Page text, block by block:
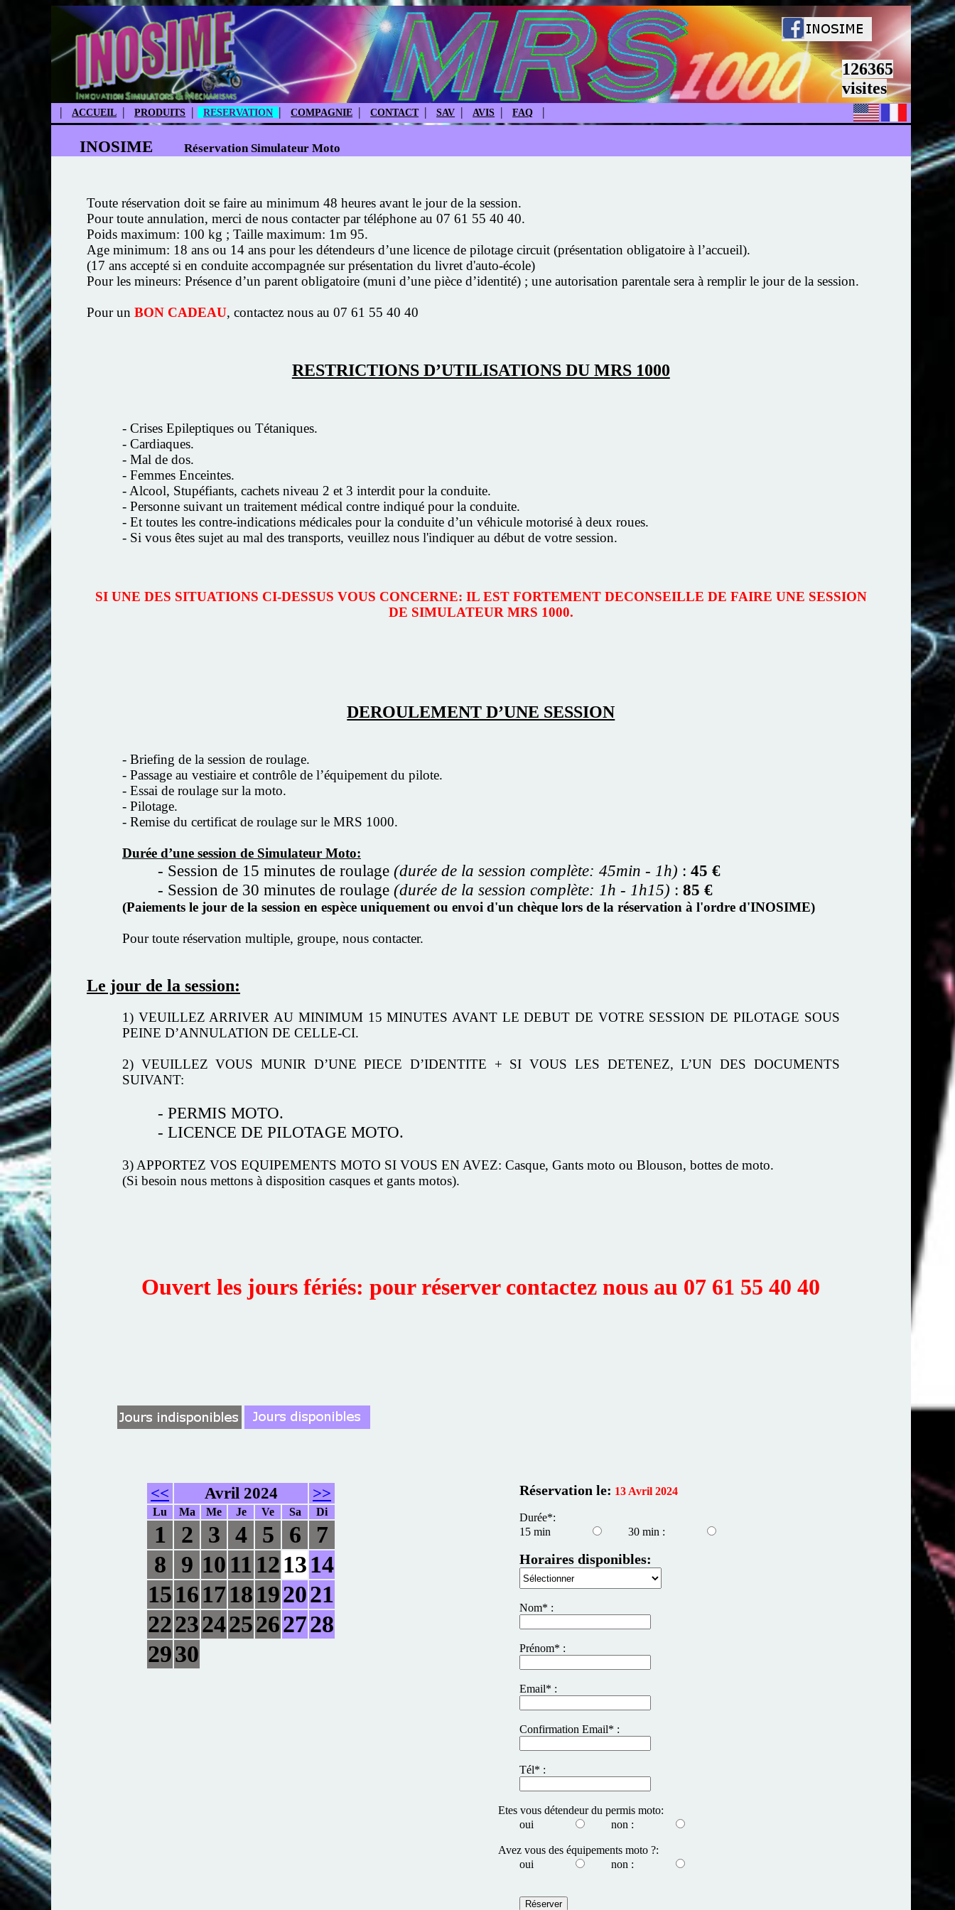
INOSIME Réservation Simulateur Moto
Toute réservation doit se faire au minimum 48 heures avant le jour de la session.
Pour toute annulation, merci de nous contacter par téléphone au 07 61 55 40 40.
Poids maximum: 100 kg ; Taille maximum: 1m 95.
Age minimum: 18 ans ou 14 ans pour les détendeurs d’une licence de pilotage circuit (présentation obligatoire à l’accueil).
(17 ans accepté si en conduite accompagnée sur présentation du livret d'auto-école)
Pour les mineurs: Présence d’un parent obligatoire (muni d’une pièce d’identité) ; une autorisation parentale sera à remplir le jour de la session.
Pour un BON CADEAU, contactez nous au 07 61 55 40 40
RESTRICTIONS D’UTILISATIONS DU MRS 1000
- Crises Epileptiques ou Tétaniques.
- Cardiaques.
- Mal de dos.
- Femmes Enceintes.
- Alcool, Stupéfiants, cachets niveau 2 et 3 interdit pour la conduite.
- Personne suivant un traitement médical contre indiqué pour la conduite.
- Et toutes les contre-indications médicales pour la conduite d’un véhicule motorisé à deux roues.
- Si vous êtes sujet au mal des transports, veuillez nous l'indiquer au début de votre session.
SI UNE DES SITUATIONS CI-DESSUS VOUS CONCERNE: IL EST FORTEMENT DECONSEILLE DE FAIRE UNE SESSION
DE SIMULATEUR MRS 1000.
DEROULEMENT D’UNE SESSION
- Briefing de la session de roulage.
- Passage au vestiaire et contrôle de l’équipement du pilote.
- Essai de roulage sur la moto.
- Pilotage.
- Remise du certificat de roulage sur le MRS 1000.
Durée d’une session de Simulateur Moto:
- Session de 15 minutes de roulage (durée de la session complète: 45min - 1h) : 45 €
- Session de 30 minutes de roulage (durée de la session complète: 1h - 1h15) : 85 €
(Paiements le jour de la session en espèce uniquement ou envoi d'un chèque lors de la réservation à l'ordre d'INOSIME)
Pour toute réservation multiple, groupe, nous contacter.
Le jour de la session:
1) VEUILLEZ ARRIVER AU MINIMUM 15 MINUTES AVANT LE DEBUT DE VOTRE SESSION DE PILOTAGE SOUS
PEINE D’ANNULATION DE CELLE-CI.
2) VEUILLEZ VOUS MUNIR D’UNE PIECE D’IDENTITE + SI VOUS LES DETENEZ, L’UN DES DOCUMENTS
SUIVANT:
- PERMIS MOTO.
- LICENCE DE PILOTAGE MOTO.
3) APPORTEZ VOS EQUIPEMENTS MOTO SI VOUS EN AVEZ: Casque, Gants moto ou Blouson, bottes de moto.
(Si besoin nous mettons à disposition casques et gants motos).
Ouvert les jours fériés: pour réserver contactez nous au 07 61 55 40 40
<< Avril 2024 >>
Lu Ma Me Je Ve Sa Di
1 2 3 4 5 6
7
8
9 10 11 121314
15161718192021
22232425262728
2930
Réservation le: 13 Avril 2024
Durée*:
15 min
30 min :
Horaires disponibles:
Nom* :
Prénom* :
Email* :
Confirmation Email* :
Tél* :
Etes vous détendeur du permis moto:
oui
non :
Avez vous des équipements moto ?:
oui
non :
126365
visites
| ACCUEIL | PRODUITS | RESERVATION | COMPAGNIE | CONTACT | SAV | AVIS | FAQ |